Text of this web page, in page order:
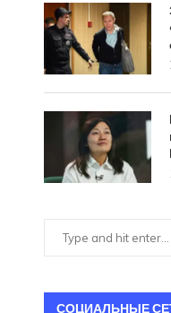
человек
СОЦИАЛЬНЫЕ